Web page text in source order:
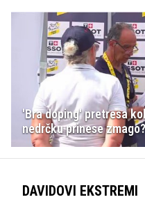
'Bra doping' pretresa
nedrčku prinese zmago?
DAVIDOVI EKSTREMI